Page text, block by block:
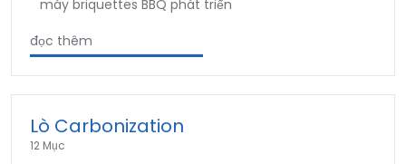
máy briquettes BBQ phát triển
đọc thêm
Lò Carbonization
12 Mục